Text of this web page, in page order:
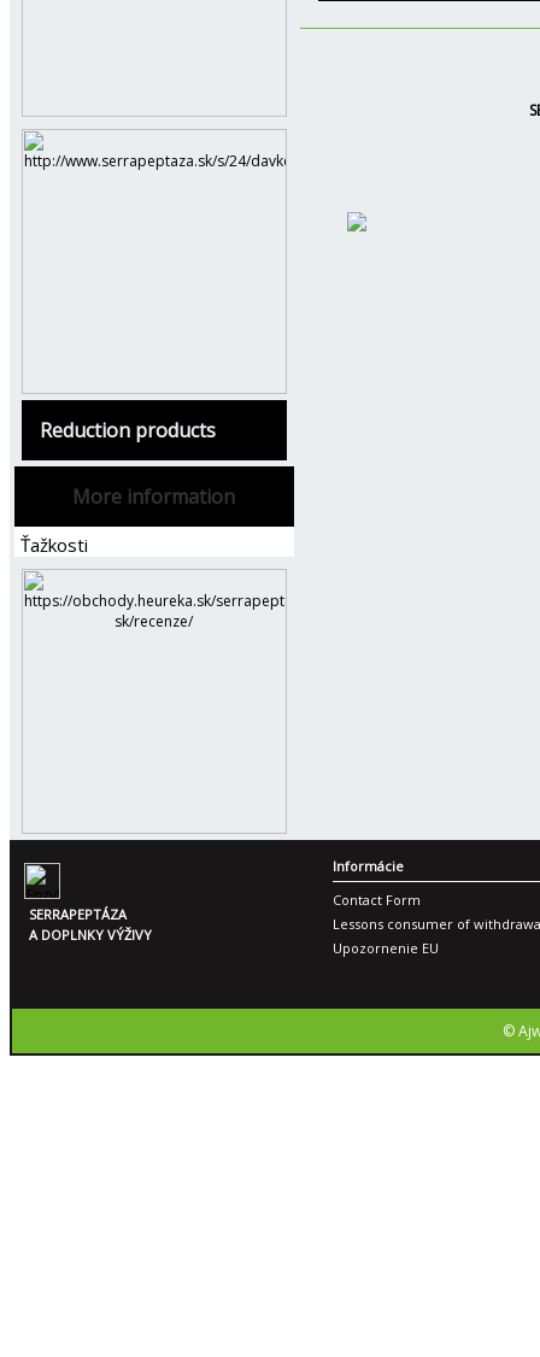
Reduction products
More information
Ťažkosti
SERRAPEPTÁZA
A DOPLNKY VÝŽIVY
Informácie
Contact Form
Lessons consumer of
Upozornenie EU
©